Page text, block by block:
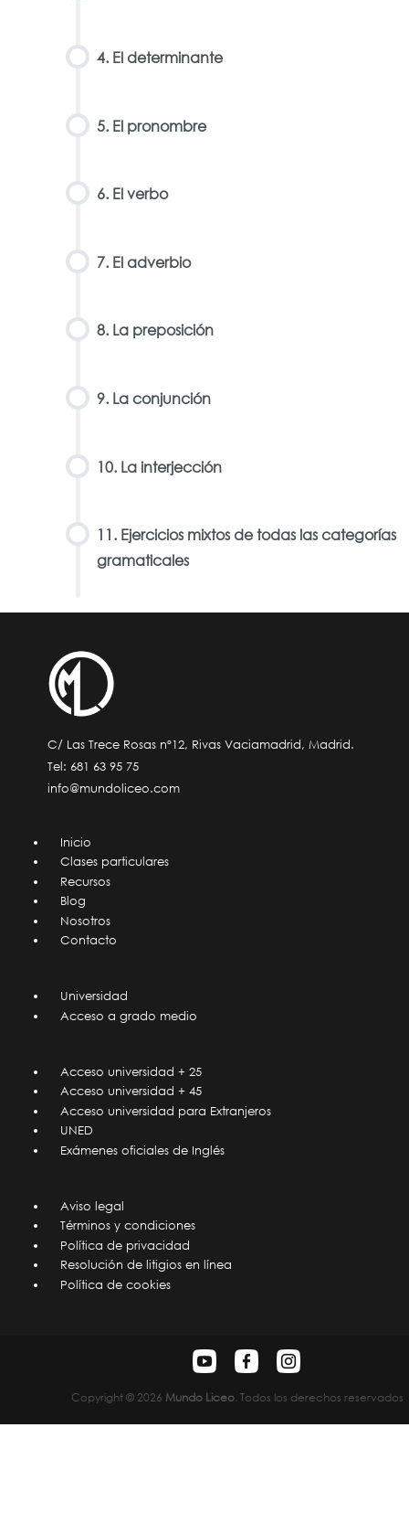
4. El determinante
5. El pronombre
6. El verbo
7. El adverbio
8. La preposición
9. La conjunción
10. La interjección
11. Ejercicios mixtos de todas las categorías
gramaticales
C/ Las Trece Rosas nº12, Rivas Vaciamadrid, Madrid.
Tel: 681 63 95 75
info@mundoliceo.com
Inicio
Clases particulares
Recursos
Blog
Nosotros
Contacto
Universidad
Acceso a grado medio
Acceso universidad + 25
Acceso universidad + 45
Acceso universidad para Extranjeros
UNED
Exámenes oficiales de Inglés
Aviso legal
Términos y condiciones
Política de privacidad
Resolución de litigios en línea
Política de cookies
Copyright © 2026 Mundo Liceo . Todos los derechos reservados